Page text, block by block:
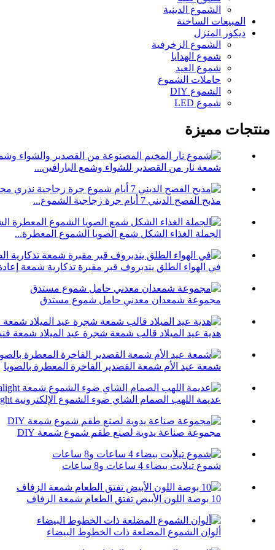
الشموع الدينية
المبيعات الساخنة
ديكور المنزل
الشموع الزخرفية
شموع الهدايا
شموع العيد
حاملات الشموع
الشموع DIY
شموع LED
منتجات مميزة
شمعة نار من القصدير للشواء وشمع البارافين...
مذبح الفصح الديني 7 أيام جرة زجاجية الشموع...
الجملة الغذاء الشكل شمع الصويا الشموع المعطرة...
في الهواء الطلق يندبروف قبر مقبرة تذكارية شمعة
مجموعة شمعدان معدني حامل شموع مستدق
هدية عيد الميلاد قالب شمعة شجرة عيد الميلاد شمعة
شمعة عيد الأم شمعة القصدير الفاخرة المعطرة بالصويا
عديمة اللهب الصمام الشاي ضوء الشموع الإلكترونية Tealight ...
مجموعة صناعة يدوية لصنع طقم شموع شمعة DIY
شموع تيلايت بيضاء 4 ساعات و8 ساعات
10 بوصة اللون الأبيض تفتق الطعام شمعة الزفاف
ألوان الشموع المضلعة ذات الخطوط البيضاء